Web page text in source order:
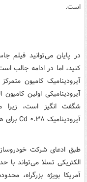
است.
در پایان می‌توانید فیلم
کنید، اما در ادامه جالب
آیرودینامیک کامیون
شگفت انگیز است، زیرا
آیرودینامیک Cd ۰.۳۸ برای هایپرکار "شیرون" شده‌اند.
طبق ادعای شرکت
الکتریکی تسلا می‌تواند با